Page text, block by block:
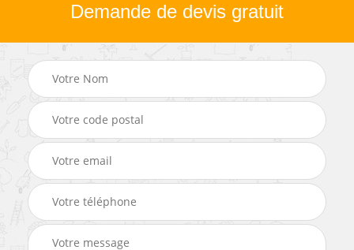
Demande de devis gratuit